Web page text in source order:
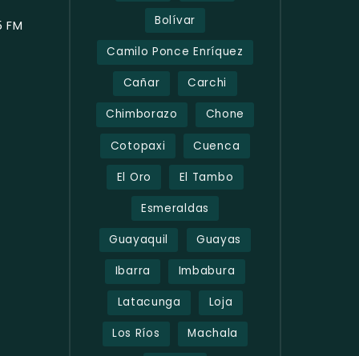
FM Bolívar
Camilo Ponce Enríquez
Cañar Carchi
Chimborazo Chone
Cotopaxi Cuenca
El Oro El Tambo
Esmeraldas
Guayaquil Guayas
Ibarra Imbabura
Latacunga Loja
Los Ríos Machala